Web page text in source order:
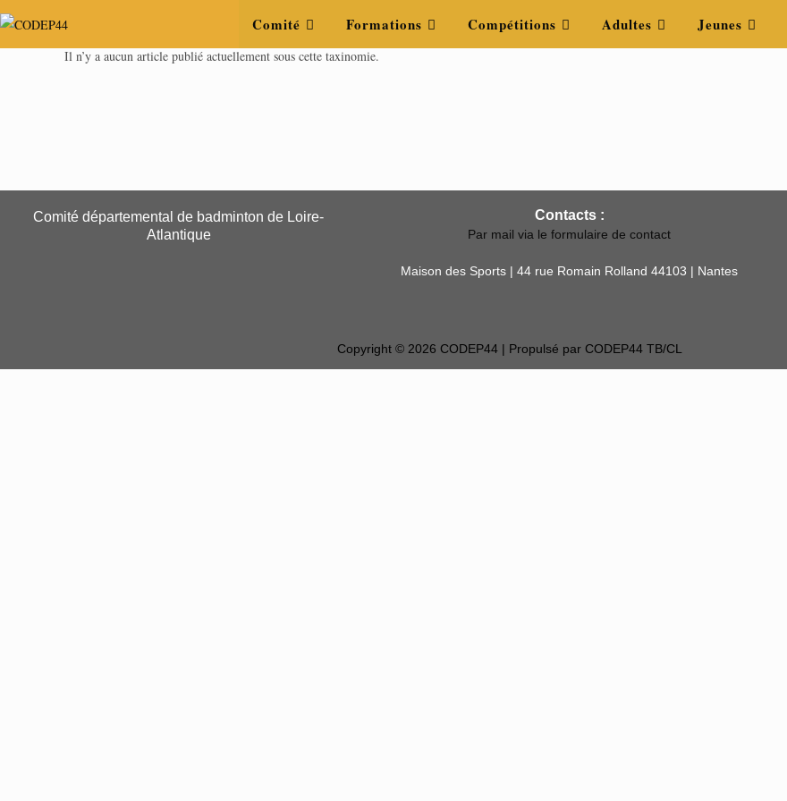
Comité Formations Compétitions Adultes Jeunes
Il n’y a aucun article publié actuellement sous cette taxinomie.
Comité départemental de badminton de Loire-
Atlantique
Contacts :
Par mail via le formulaire de contact
Maison des Sports | 44 rue Romain Rolland 44103 | Nantes
Copyright © 2026 CODEP44 | Propulsé par CODEP44 TB/CL